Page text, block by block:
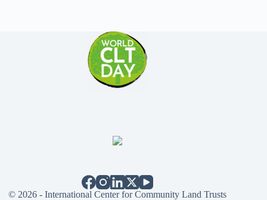
© 2026 - International Center for Community Land Trusts